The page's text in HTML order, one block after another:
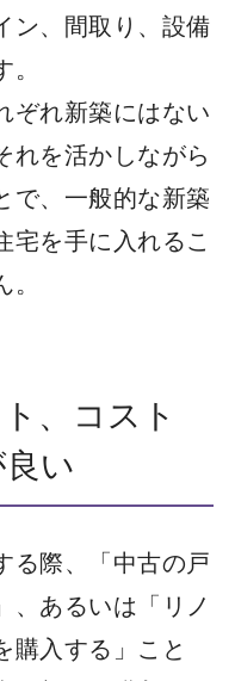
ン、間取り、設備
ぞれ新築にはない
れを活かしながら
で、一般的な新築
宅を手に入れるこ
、コスト
い
る際、「中古の戸
、あるいは「リノ
購入する」こと